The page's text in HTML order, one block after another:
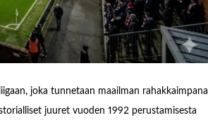
joka tunnetaan maailman rahakkaimpana
juuret vuoden 1992 perustamisesta